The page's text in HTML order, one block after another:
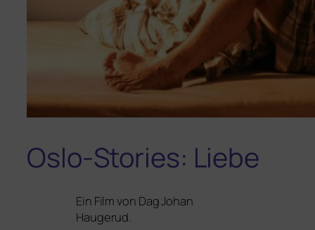
Oslo-Stories: Liebe
Ein Film von Dag Johan
Haugerud.